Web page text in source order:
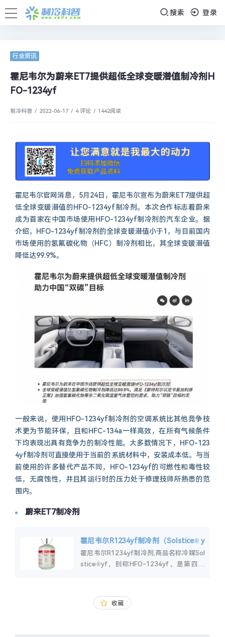
搜索 登录
行业资讯
霍尼韦尔为蔚来ET7提供超低全球变暖潜值制冷剂H
FO-1234yf
制冷科普 / 2022-06-17 / 4 评论 / 1442阅读
霍尼韦尔官网消息，5月24日，霍尼韦尔宣布为蔚来ET7提供超
低全球变暖潜值的HFO-1234yf制冷剂。本次合作标志着蔚来
成为首家在中国市场使用HFO-1234yf制冷剂的汽车企业。据
介绍，HFO-1234yf制冷剂的全球变暖潜值小于1，与目前国内
市场使用的氢氟碳化物（HFC）制冷剂相比，其全球变暖潜值
降低达99.9%。
一般来说，使用HFO-1234yf制冷剂的空调系统比其他竞争技
术更为节能环保，且和HFC-134a一样高效，在所有气候条件
下均表现出具有竞争力的制冷性能。大多数情况下，HFO-123
4yf制冷剂可直接使用于当前的系统材料中，安装成本低。与当
前使用的许多替代产品不同，HFO-1234yf的可燃性和毒性较
低，无腐蚀性，并且其运行时的压力处于修理技师所熟悉的范
围内。
蔚来ET7制冷剂
霍尼韦尔R1234yf制冷剂（Solstice® y
f）
霍尼韦尔R1234yf制冷剂,商品名称冷媒Sol
stice®yf，别称HFO-1234yf，是第四代
收藏